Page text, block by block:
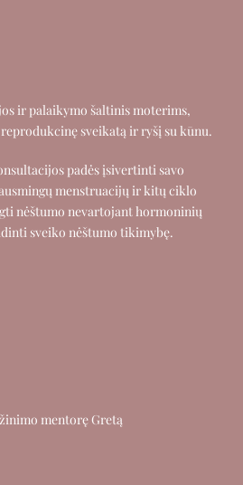
ir palaikymo šaltinis moterims,
sveikatą ir ryšį su kūnu.
padės įsivertinti savo
menstruacijų ir kitų ciklo
nėštumo nevartojant hormoninių
sveiko nėštumo tikimybę.
mentorę Gretą